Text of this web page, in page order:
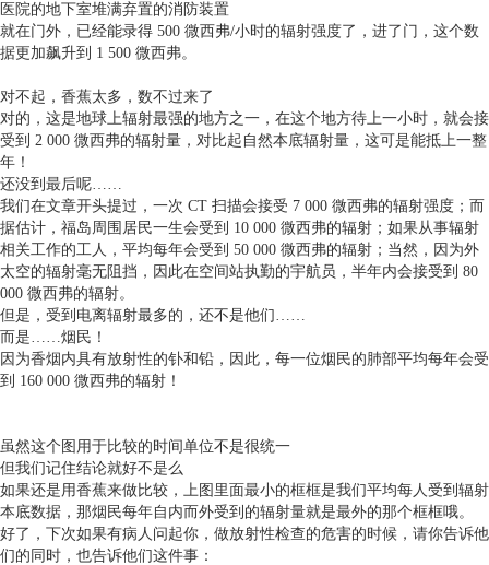
医院的地下室堆满弃置的消防装置
就在门外，已经能录得 500 微西弗/小时的辐射强度了，进了门，这个数
据更加飙升到 1 500 微西弗。
对不起，香蕉太多，数不过来了
对的，这是地球上辐射最强的地方之一，在这个地方待上一小时，就会接
受到 2 000 微西弗的辐射量，对比起自然本底辐射量，这可是能抵上一整
年！
还没到最后呢……
我们在文章开头提过，一次 CT 扫描会接受 7 000 微西弗的辐射强度；而
据估计，福岛周围居民一生会受到 10 000 微西弗的辐射；如果从事辐射
相关工作的工人，平均每年会受到 50 000 微西弗的辐射；当然，因为外
太空的辐射毫无阻挡，因此在空间站执勤的宇航员，半年内会接受到 80
000 微西弗的辐射。
但是，受到电离辐射最多的，还不是他们……
而是……烟民！
因为香烟内具有放射性的钋和铅，因此，每一位烟民的肺部平均每年会受
到 160 000 微西弗的辐射！
虽然这个图用于比较的时间单位不是很统一
但我们记住结论就好不是么
如果还是用香蕉来做比较，上图里面最小的框框是我们平均每人受到辐射
本底数据，那烟民每年自内而外受到的辐射量就是最外的那个框框哦。
好了，下次如果有病人问起你，做放射性检查的危害的时候，请你告诉他
们的同时，也告诉他们这件事：